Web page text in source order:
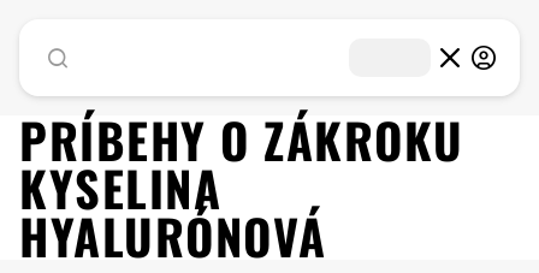
PRÍBEHY O ZÁKROKU
KYSELINA
HYALURÓNOVÁ